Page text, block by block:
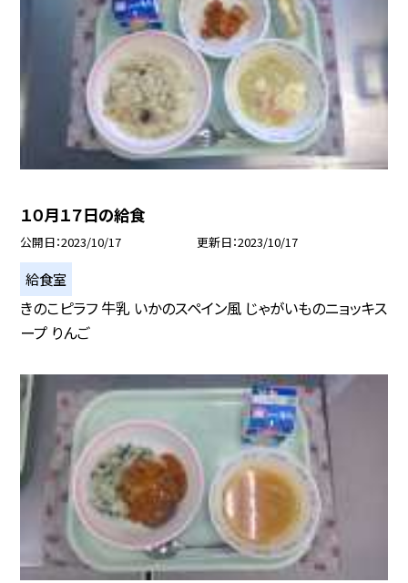
１０月１７日の給食
公開日 2023/10/17 更新日 2023/10/17
給食室
きのこピラフ 牛乳 いかのスペイン風 じゃがいものニョッキス
ープ りんご